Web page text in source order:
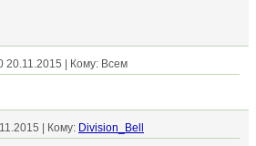
20.11.2015 | Кому: Всем
| Кому: Division_Bell